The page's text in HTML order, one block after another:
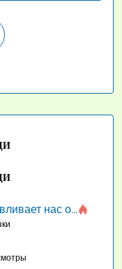
1554 – Что или кто останавливает нас от созидания строения Божия